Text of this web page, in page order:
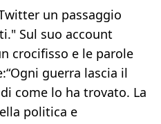
un passaggio
Sul suo account
crocifisso e le parole
guerra lascia il
come lo ha trovato. La
politica e